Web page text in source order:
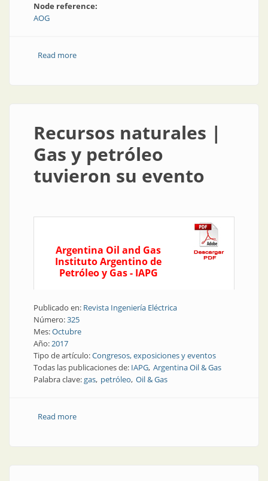
Node reference:
AOG
Read moreabout AOG Patagonia llega en 2022
Recursos naturales |
Gas y petróleo
tuvieron su evento
Argentina Oil and Gas
Instituto Argentino de
Petróleo y Gas - IAPG
Publicado en: Revista Ingeniería Eléctrica
Número:325
Mes:Octubre
Año:2017
Tipo de artículo:Congresos, exposiciones y eventos
Todas las publicaciones de: IAPG Argentina Oil & Gas
Palabra clave:gas petróleo Oil & Gas
Read moreabout Recursos naturales | Gas y petróleo tuvieron